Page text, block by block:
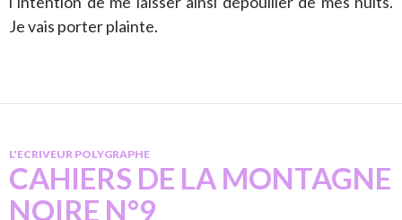
Je vais porter plainte.
L'ECRIVEUR POLYGRAPHE
CAHIERS DE LA MONTAGNE
NOIRE N°9